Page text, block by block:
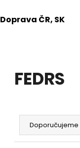
Doprava ČR, SK
FEDRS
Ř
z
Doporučujeme